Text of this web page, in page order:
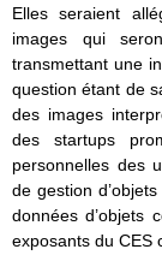
Elles seraient
images qui
transmettant une
question étant de
des images
des startups
personnelles des
de gestion
données d’objets
exposants du CES